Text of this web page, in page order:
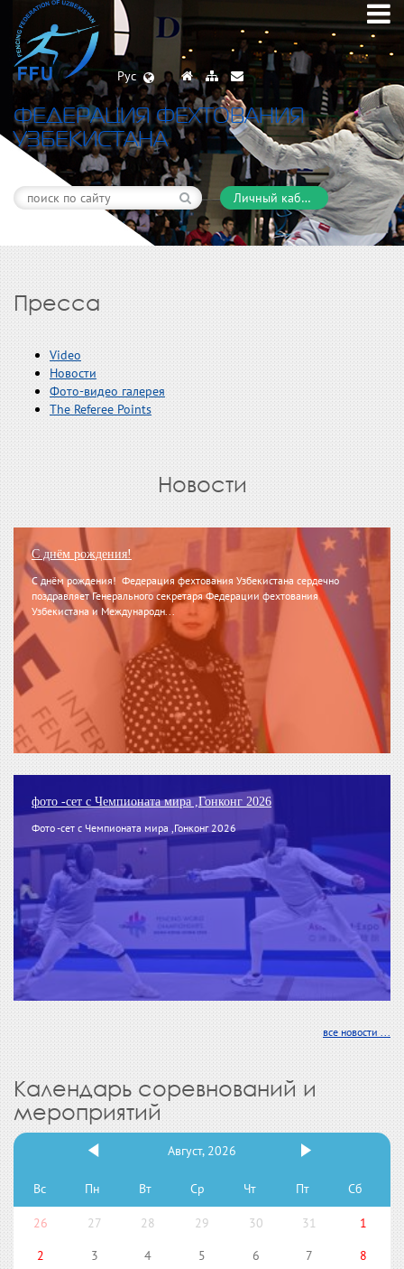
Рус
ФЕДЕРАЦИЯ ФЕХТОВАНИЯ
УЗБЕКИСТАНА
Личный кабинет
Пресса
Video
Новости
Фото-видео галерея
The Referee Points
Новости
С днём рождения!
С днём рождения! Федерация фехтования Узбекистана сердечно
поздравляет Генерального секретаря Федерации фехтования
Узбекистана и Международн...
фото -сет с Чемпионата мира ,Гонконг 2026
Фото -сет с Чемпионата мира ,Гонконг 2026
все новости ...
Календарь соревнований и
мероприятий
Август, 2026
Вс Пн Вт Ср Чт Пт Сб
26 27 28 29 30 31
1
2
3 4 5 6 7
8